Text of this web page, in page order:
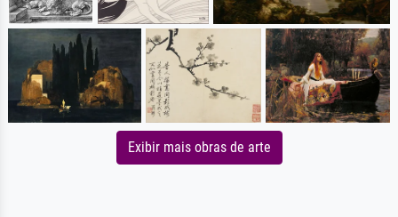
Exibir mais obras de arte